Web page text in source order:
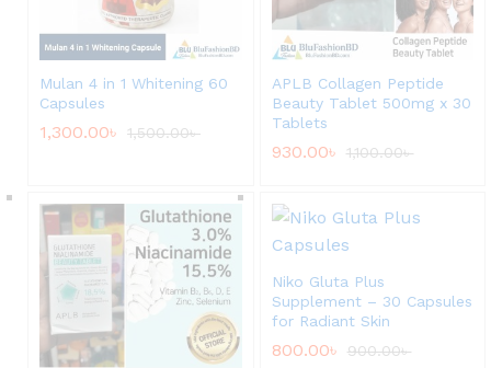
Mulan 4 in 1 Whitening 60
Capsules
1,300.00৳ 1,500.00৳
APLB Collagen Peptide
Beauty Tablet 500mg x 30
Tablets
930.00৳ 1,100.00৳
Niko Gluta Plus
Supplement – 30 Capsules
for Radiant Skin
800.00৳ 900.00৳